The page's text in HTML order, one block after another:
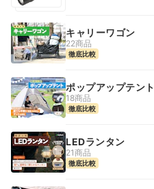
キャリーワゴン
22商品
徹底比較
ポップアップテント
18商品
徹底比較
LEDランタン
21商品
徹底比較